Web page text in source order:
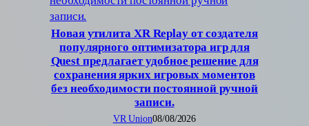
Новая утилита XR Replay от создателя
популярного оптимизатора игр для
Quest предлагает удобное решение для
сохранения ярких игровых моментов
без необходимости постоянной ручной
записи.
VR Union08/08/2026